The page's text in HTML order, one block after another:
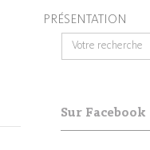
PRÉSENTATION
Sur Facebook